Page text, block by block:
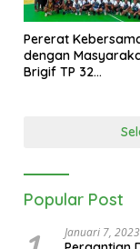
Pererat
dengan
Brigif TP 32
Popular Post
Januari 7, 2023